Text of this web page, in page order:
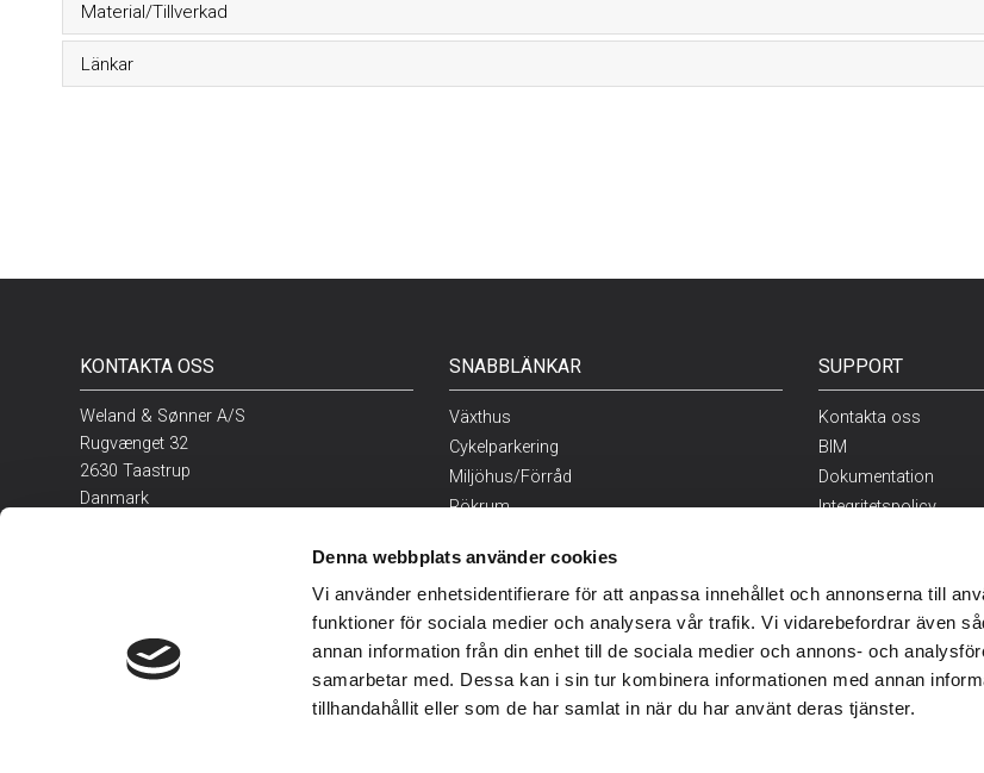
Denna webbplats använder cookies
Vi använder enhetsidentifierare för att anpassa innehållet och annonserna till
funktioner för sociala medier och analysera vår trafik. Vi vidarebefordrar även
annan information från din enhet till de sociala medier och annons- och
samarbetar med. Dessa kan i sin tur kombinera informationen med annan
tillhandahållit eller som de har samlat in när du har använt deras tjänster.
Material/Tillverkad
Länkar
KONTAKTA OSS
Weland & Sønner A/S
Rugvænget 32
2630 Taastrup
Danmark
SNABBLÄNKAR
Växthus
Cykelparkering
Miljöhus/Förråd
Rökrum
Bilparkering
Utemöbler
SUPPORT
Kontakta oss
BIM
Dokumentation
Integritetspolicy